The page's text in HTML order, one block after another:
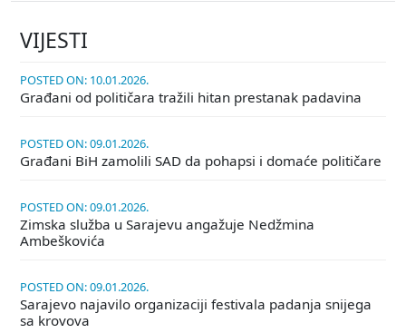
VIJESTI
POSTED ON: 10.01.2026.
Građani od političara tražili hitan prestanak padavina
POSTED ON: 09.01.2026.
Građani BiH zamolili SAD da pohapsi i domaće političare
POSTED ON: 09.01.2026.
Zimska služba u Sarajevu angažuje Nedžmina
Ambeškovića
POSTED ON: 09.01.2026.
Sarajevo najavilo organizaciji festivala padanja snijega
sa krovova